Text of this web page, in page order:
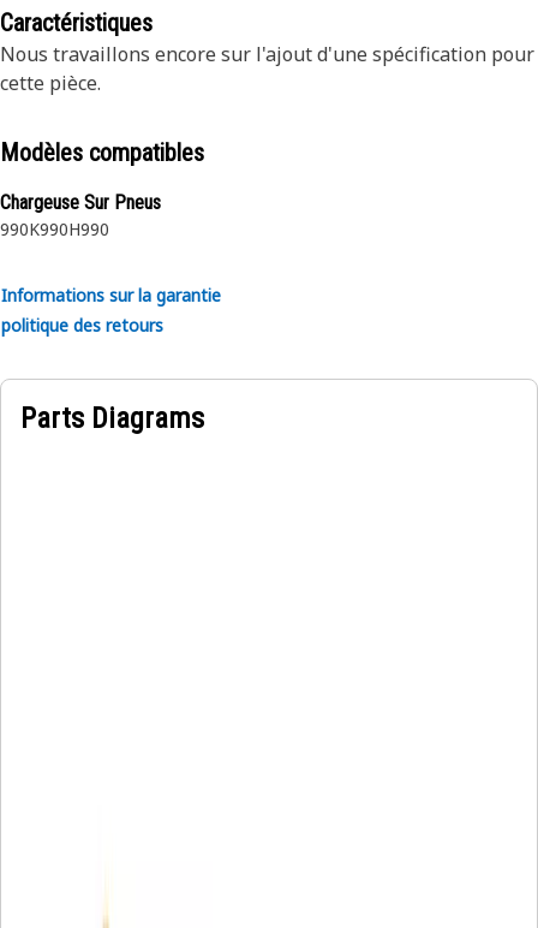
Caractéristiques
Nous travaillons encore sur l'ajout d'une spécification pour
cette pièce.
Modèles compatibles
Chargeuse Sur Pneus
990K990H990
Informations sur la garantie
politique des retours
Parts Diagrams